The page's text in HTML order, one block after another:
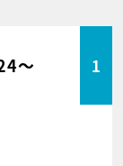
～ 1